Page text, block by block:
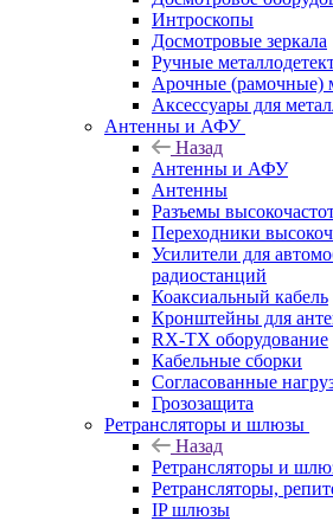
Интроскопы
Досмотровые зеркала
Ручные
Арочные (рамочные)
Аксессуары для
Антенны и АФУ
Назад
Антенны и АФУ
Антенны
Разъемы
Переходники
Усилители для
радиостанций
Коаксиальный кабель
Кронштейны для
RX-TX оборудование
Кабельные сборки
Согласованные
Грозозащита
Ретрансляторы и шлюзы
Назад
Ретрансляторы и
Ретрансляторы,
IP шлюзы